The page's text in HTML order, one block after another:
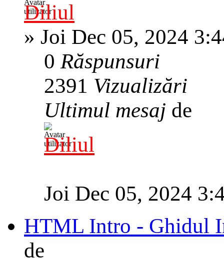
Diliul
» Joi Dec 05, 2024
0Răspunsuri
2391 Vizualizări
Ultimul mesaj de
Diliul
Joi Dec 05, 2024
HTML Intro - Ghidul
de